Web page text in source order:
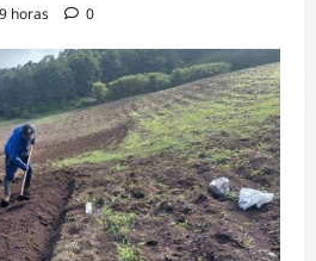
horas 0